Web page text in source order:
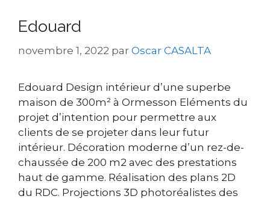
Edouard
novembre 1, 2022 par Oscar CASALTA
Edouard Design intérieur d’une superbe
maison de 300m² à Ormesson Eléments du
projet d’intention pour permettre aux
clients de se projeter dans leur futur
intérieur. Décoration moderne d’un rez-de-
chaussée de 200 m2 avec des prestations
haut de gamme. Réalisation des plans 2D
du RDC. Projections 3D photoréalistes des